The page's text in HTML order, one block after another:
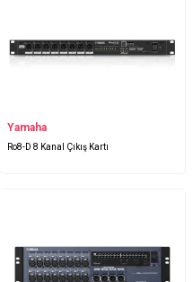
Yamaha
Ro8-D 8 Kanal Çıkış Kartı